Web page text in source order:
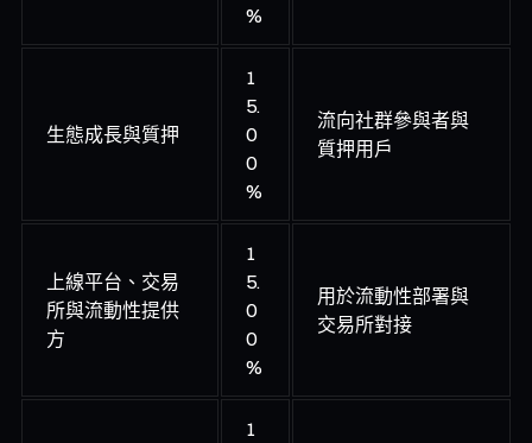
%
生態成長與質押
1
5.
0
0
%
流向社群參與者與
質押用戶
上線平台、交易
所與流動性提供
方
1
5.
0
0
%
用於流動性部署與
交易所對接
1